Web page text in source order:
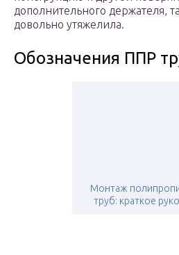
дополнительного держателя,
довольно утяжелила.
Обозначения ППР
Монтаж
труб: краткое